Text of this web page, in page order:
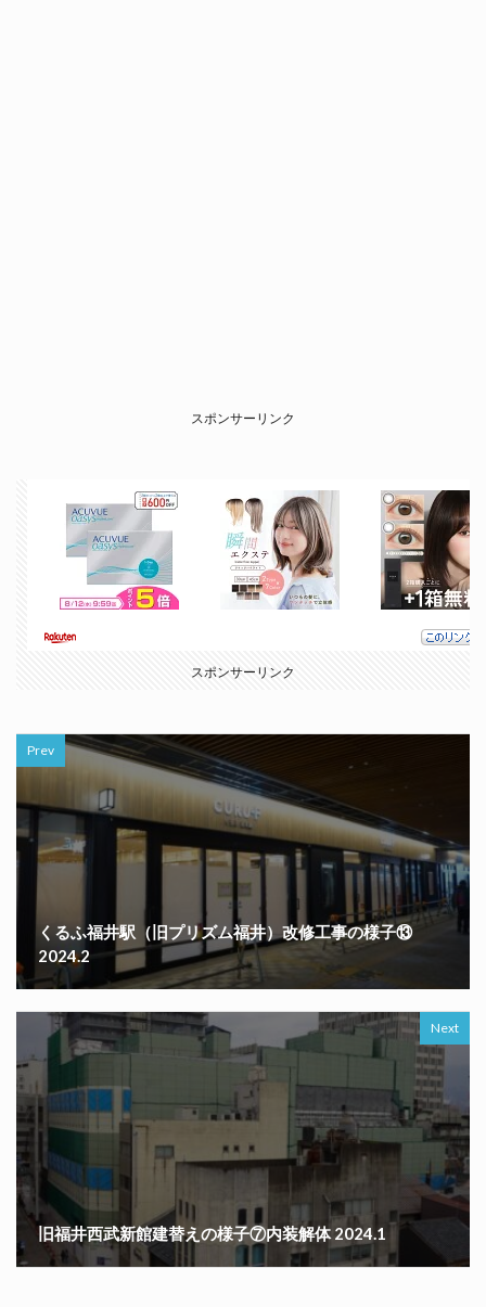
スポンサーリンク
スポンサーリンク
Prev
くるふ福井駅（旧プリズム福井）改修工事の様子⑬
2024.2
Next
旧福井西武新館建替えの様子⑦内装解体 2024.1